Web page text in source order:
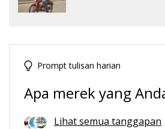
Prompt tulisan harian
Apa merek yang
Lihat semua tanggapan